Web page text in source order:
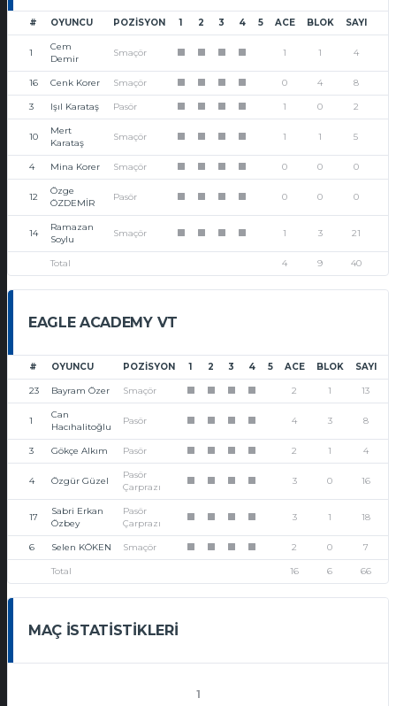
# OYUNCU POZISYON 1 2 3 4 5 ACE BLOK SAYI
1
Cem
Demir
Smaçör 1 1 4
16 Cenk Korer Smaçör 0 4 8
3 Işıl Karataş Pasör 1 0 2
10
Mert
Karataş
Smaçör 1 1 5
4 Mina Korer Smaçör 0 0 0
12
Özge
ÖZDEMİR
Pasör 0 0 0
14
Ramazan
Soylu
Smaçör 1 3 21
Total 4 9 40
EAGLE ACADEMY VT
# OYUNCU POZISYON 1 2 3 4 5 ACE BLOK SAYI
23 Bayram Özer Smaçör 2 1 13
1
Can
Hacıhalitoğlu
Pasör 4 3 8
3 Gökçe Alkım Pasör 2 1 4
4 Özgür Güzel
Pasör
Çarprazı
3 0 16
17
Sabri Erkan
Özbey
Pasör
Çarprazı
3 1 18
6 Selen KÖKEN Smaçör 2 0 7
Total 16 6 66
MAÇ İSTATISTIKLERI
1